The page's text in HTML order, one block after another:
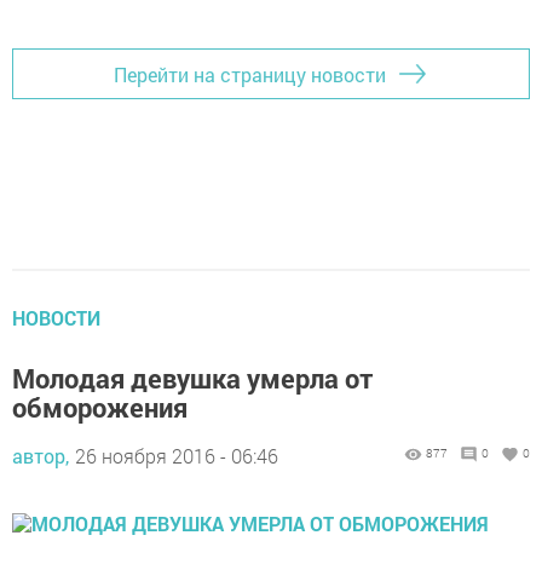
Перейти на страницу новости
НОВОСТИ
Молодая девушка умерла от
обморожения
автор, 26 ноября 2016 - 06:46 877 0 0